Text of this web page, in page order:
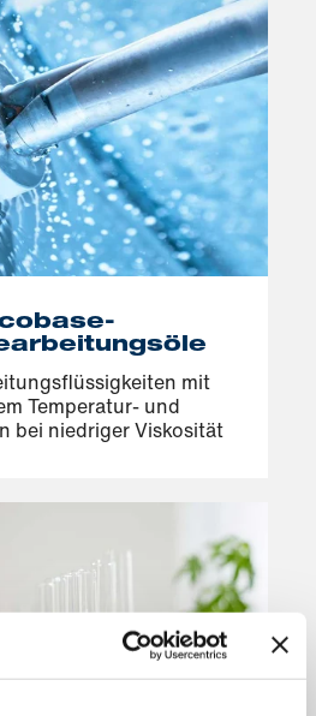
mit
Temperatur- und
bei niedriger Viskosität